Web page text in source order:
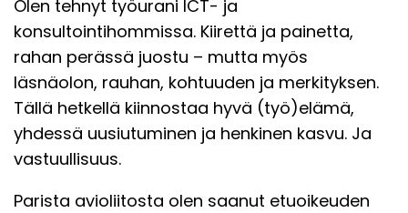
Olen tehnyt työurani ICT- ja
konsultointihommissa. Kiirettä ja painetta,
rahan perässä juostu – mutta myös
läsnäolon, rauhan, kohtuuden ja merkityksen.
Tällä hetkellä kiinnostaa hyvä (työ)elämä,
yhdessä uusiutuminen ja henkinen kasvu. Ja
vastuullisuus.
Parista avioliitosta olen saanut etuoikeuden